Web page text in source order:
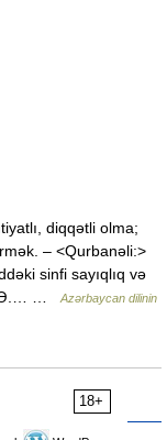
diqqətli olma;
– <Qurbanəli:>
sinfi sayıqlıq və
Ə.… …
Azərbaycan dilinin
18+